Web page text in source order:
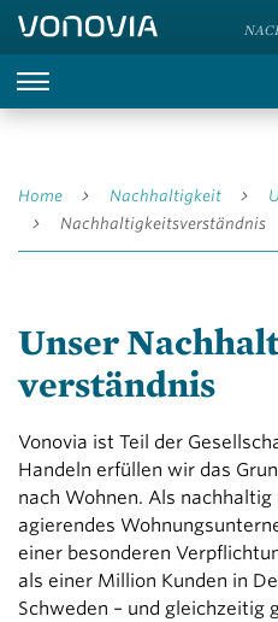
Home Nachhaltigkeit
Nachhaltigkeits­verständnis
Unser
verständnis
Vonovia ist Teil der
Handeln erfüllen wir das
nach Wohnen. Als
agierendes
einer besonderen
als einer Million Kunden in
Schweden – und gleichzeitig